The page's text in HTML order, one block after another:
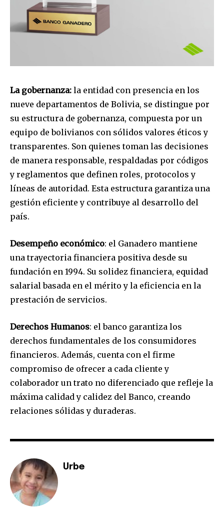
La gobernanza: la entidad con presencia en los
nueve departamentos de Bolivia, se distingue por
su estructura de gobernanza, compuesta por un
equipo de bolivianos con sólidos valores éticos y
transparentes. Son quienes toman las decisiones
de manera responsable, respaldadas por códigos
y reglamentos que definen roles, protocolos y
líneas de autoridad. Esta estructura garantiza una
gestión eficiente y contribuye al desarrollo del
país.
Desempeño económico: el Ganadero mantiene
una trayectoria financiera positiva desde su
fundación en 1994. Su solidez financiera, equidad
salarial basada en el mérito y la eficiencia en la
prestación de servicios.
Derechos Humanos: el banco garantiza los
derechos fundamentales de los consumidores
financieros. Además, cuenta con el firme
compromiso de ofrecer a cada cliente y
colaborador un trato no diferenciado que refleje la
máxima calidad y calidez del Banco, creando
relaciones sólidas y duraderas.
Urbe